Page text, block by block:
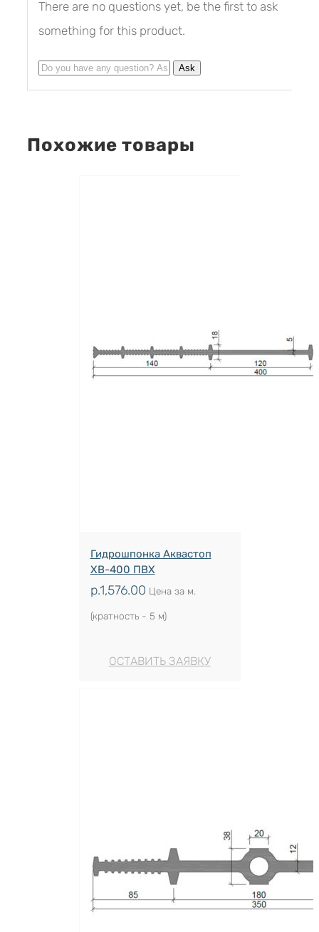
There are no questions yet, be the first to ask
something for this product.
Похожие товары
Гидрошпонка Аквастоп
ХВ-400 ПВХ
р.1,576.00 Цена за м.
(кратность - 5 м)
ОСТАВИТЬ ЗАЯВКУ